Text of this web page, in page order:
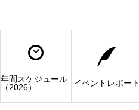
年間スケジュール
（2026）
イベントレポート